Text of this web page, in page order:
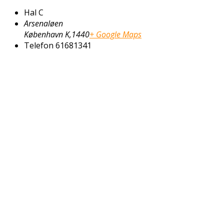
Hal C
Arsenaløen
København K,1440+ Google Maps
Telefon 61681341